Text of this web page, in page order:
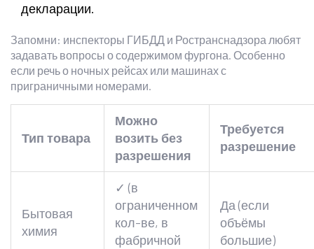
декларации.
Запомни: инспекторы ГИБДД и Ространснадзора любят
задавать вопросы о содержимом фургона. Особенно
если речь о ночных рейсах или машинах с
приграничными номерами.
Тип товара
Можно
возить без
разрешения
Требуется
разрешение
Бытовая
химия
✓ (в
ограниченном
кол-ве, в
фабричной
Да (если
объёмы
большие)